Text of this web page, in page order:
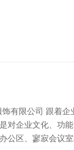
有限公司 跟着
对企业文化、功
公区、寥寂会议